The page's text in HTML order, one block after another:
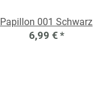
Papillon 001 Schwarz
6,99 € *